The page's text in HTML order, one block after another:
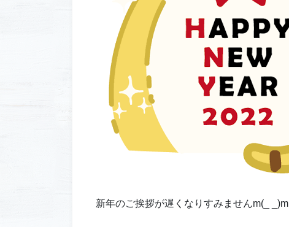
新年のご挨拶が遅くなりすみませんm(_ _)m